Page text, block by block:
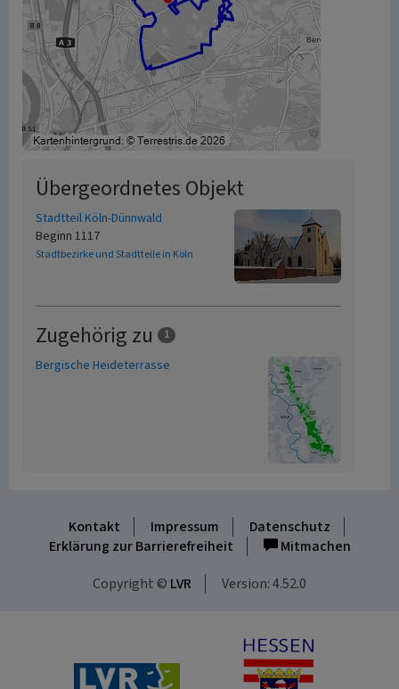
Übergeordnetes Objekt
Stadtteil Köln-Dünnwald
Beginn 1117
Stadtbezirke und Stadtteile in Köln
Zugehörig zu 1
Bergische Heideterrasse
Kontakt Impressum
Datenschutz
Erklärung zur Barrierefreiheit
Mitmachen
Copyright © LVR Version: 4.52.0